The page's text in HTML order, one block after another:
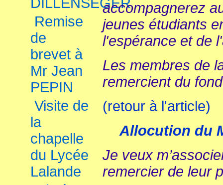
Remise
de
brevet à
Mr Jean
PEPIN
Visite de
la
chapelle
du Lycée
Lalande
accompagnerez
jeunes étudiants
l'espérance et de
Les membres de
remercient du
(retour à l'article)
Allocution du
Je veux
remercier de leur